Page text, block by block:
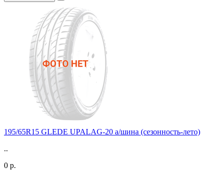
195/65R15 GLEDE UPALAG-20 а/шина (сезонность-лето)
..
0 р.